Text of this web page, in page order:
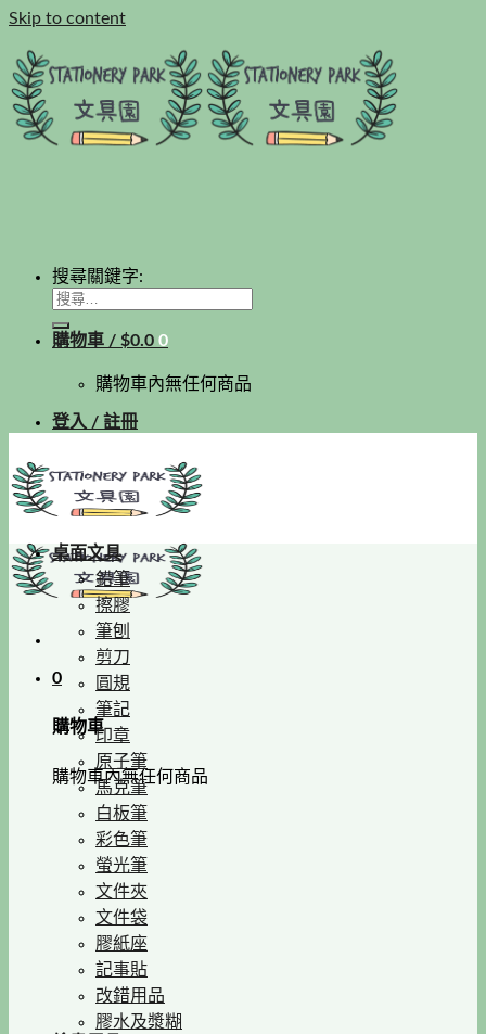
Skip to content
搜尋關鍵字:
購物車 / $0.0 0
購物車內無任何商品
登入 / 註冊
0
購物車
購物車內無任何商品
桌面文具
鉛筆
擦膠
筆刨
剪刀
圓規
筆記
印章
原子筆
馬克筆
白板筆
彩色筆
螢光筆
文件夾
文件袋
膠紙座
記事貼
改錯用品
膠水及漿糊